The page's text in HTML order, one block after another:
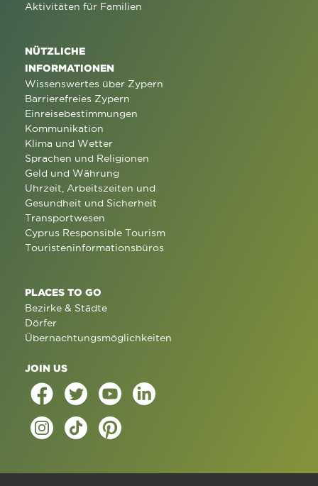
Aktivitäten für Familien
NÜTZLICHE
INFORMATIONEN
Wissenswertes über Zypern
Barrierefreies Zypern
Einreisebestimmungen
Kommunikation
Klima und Wetter
Sprachen und Religionen
Geld und Währung
Uhrzeit, Arbeitszeiten und
Gesundheit und Sicherheit
Transportwesen
Cyprus Responsible Tourism
Touristeninformationsbüros
PLACES TO GO
Bezirke & Städte
Dörfer
Übernachtungsmöglichkeiten
JOIN US